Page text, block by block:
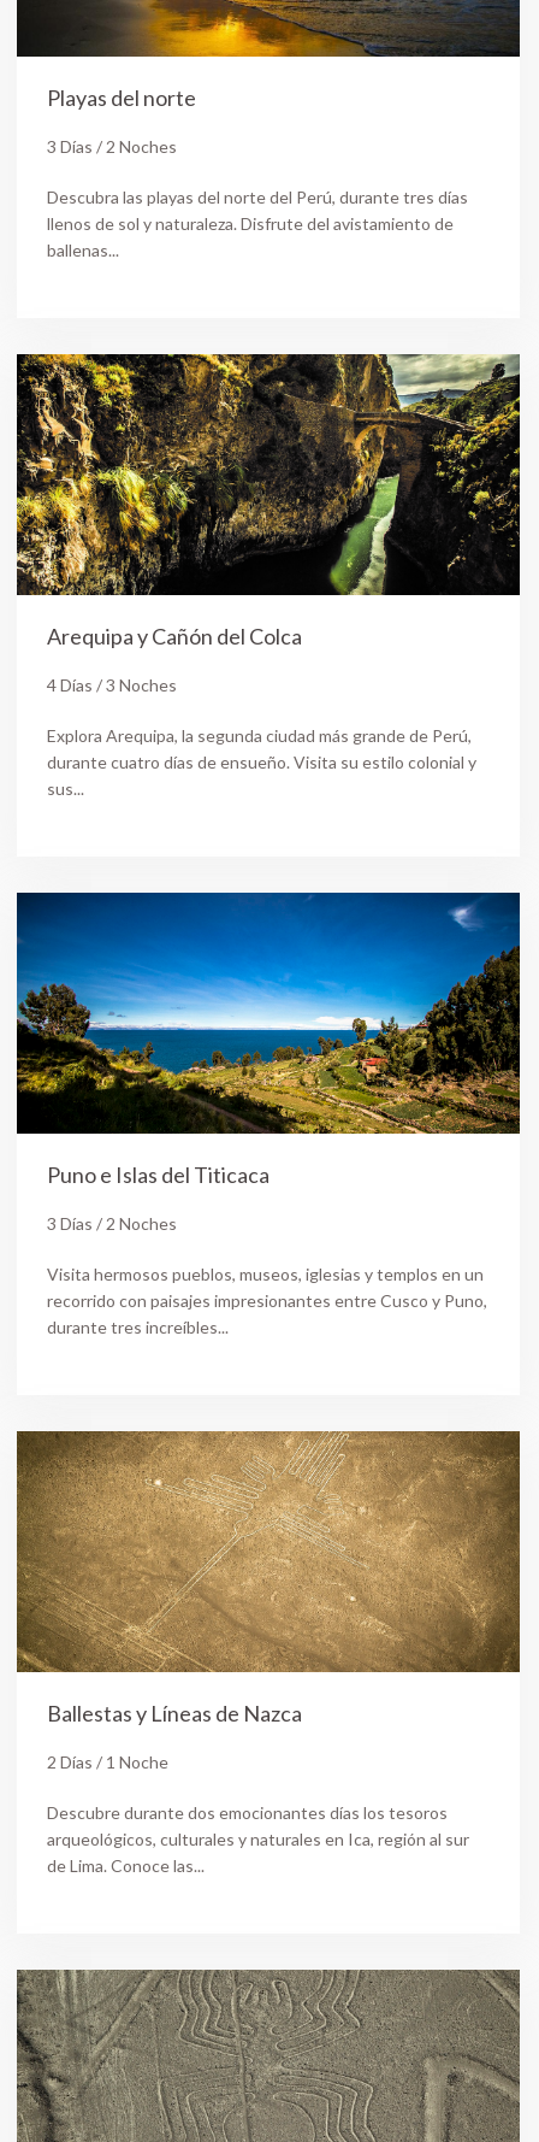
Playas del norte
3 Días / 2 Noches
Descubra las playas del norte del Perú, durante tres días
llenos de sol y naturaleza. Disfrute del avistamiento de
ballenas...
Arequipa y Cañón del Colca
4 Días / 3 Noches
Explora Arequipa, la segunda ciudad más grande de Perú,
durante cuatro días de ensueño. Visita su estilo colonial y
sus...
Puno e Islas del Titicaca
3 Días / 2 Noches
Visita hermosos pueblos, museos, iglesias y templos en un
recorrido con paisajes impresionantes entre Cusco y Puno,
durante tres increíbles...
Ballestas y Líneas de Nazca
2 Días / 1 Noche
Descubre durante dos emocionantes días los tesoros
arqueológicos, culturales y naturales en Ica, región al sur
de Lima. Conoce las...